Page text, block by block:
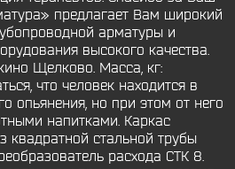
предлагает Вам широкий
арматуры и
высокого качества.
Щелково. Масса, кг:
что человек находится в
опьянения, но при этом от него
напитками. Каркас
квадратной стальной трубы
расхода СТК 8.